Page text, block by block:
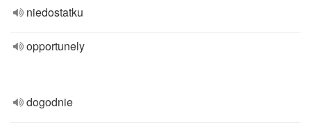
niedostatku
opportunely
dogodnie